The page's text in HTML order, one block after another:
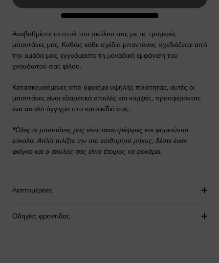
Αναβαθμίστε το στυλ του σκύλου σας με τις τρομερές
μπαντάνες μας. Καθώς κάθε σχέδιο μπαντάνας σχεδιάζεται από
την ομάδα μας, εγγυόμαστε τη μοναδική εμφάνιση του
χνουδωτού σας φίλου.
Κατασκευασμένες από ύφασμα υψηλής ποιότητας, αυτές οι
μπαντάνες είναι εξαιρετικά απαλές και κομψές, προσφέροντας
ένα απαλό άγγιγμα στο κατοικίδιό σας.
*Όλες οι μπαντάνες μας είναι αναστρέψιμες και φοριούνται
εύκολα. Απλά τυλίξτε την στο επιθυμητό μήκος, δέστε έναν
φιόγκο και ο σκύλος σας είναι έτοιμος να ροκάρει.
Λεπτομέρειες
Οδηγίες φροντίδας